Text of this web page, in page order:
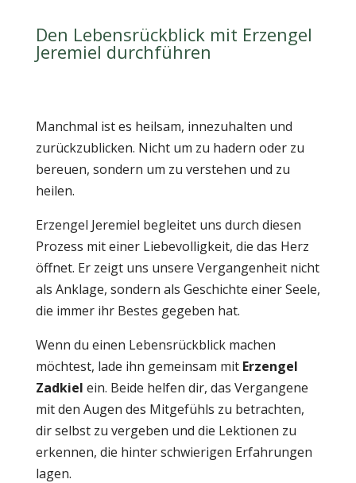
Den Lebensrückblick mit Erzengel
Jeremiel durchführen
Manchmal ist es heilsam, innezuhalten und
zurückzublicken. Nicht um zu hadern oder zu
bereuen, sondern um zu verstehen und zu
heilen.
Erzengel Jeremiel begleitet uns durch diesen
Prozess mit einer Liebevolligkeit, die das Herz
öffnet. Er zeigt uns unsere Vergangenheit nicht
als Anklage, sondern als Geschichte einer Seele,
die immer ihr Bestes gegeben hat.
Wenn du einen Lebensrückblick machen
möchtest, lade ihn gemeinsam mit Erzengel
Zadkiel ein. Beide helfen dir, das Vergangene
mit den Augen des Mitgefühls zu betrachten,
dir selbst zu vergeben und die Lektionen zu
erkennen, die hinter schwierigen Erfahrungen
lagen.